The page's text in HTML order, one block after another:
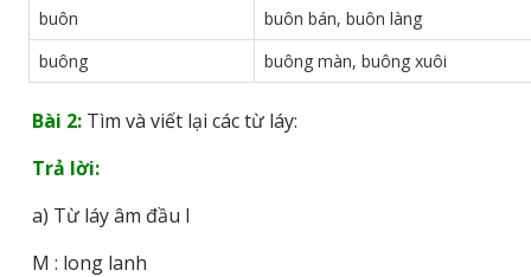
buôn
buôn bán, buôn làng
buông
buông màn, buông xuôi
Bài 2: Tìm và viết lại các từ láy:
Trả lời:
a) Từ láy âm đầu l
M : long lanh